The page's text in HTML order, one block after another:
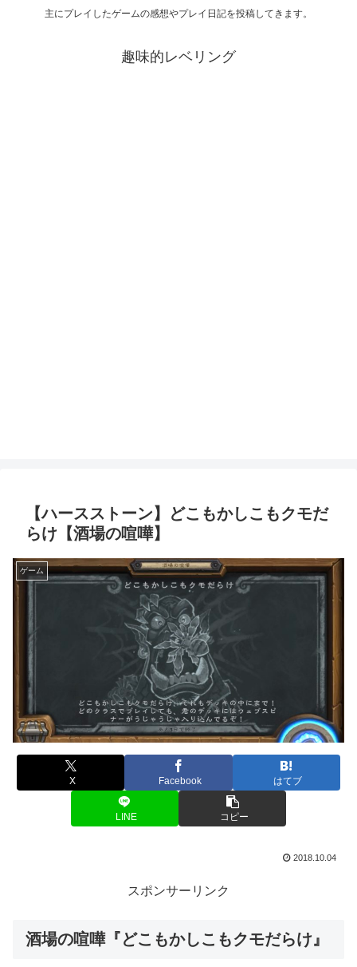
主にプレイしたゲームの感想やプレイ日記を投稿してきます。
趣味的レベリング
【ハースストーン】どこもかしこもクモだ
らけ【酒場の喧嘩】
ゲーム
X Facebook はてブ
LINE コピー
2018.10.04
スポンサーリンク
酒場の喧嘩『どこもかしこもクモだらけ』